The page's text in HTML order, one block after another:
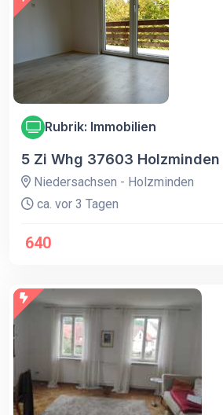
Rubrik: Immobilien
5 Zi Whg 37603
Niedersachsen - Holzminden
ca. vor 3 Tagen
640